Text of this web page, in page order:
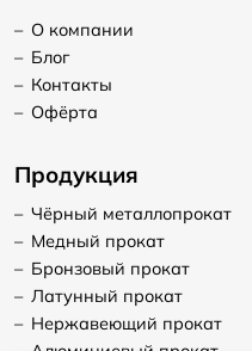
– О компании
– Блог
– Контакты
– Офёрта
Продукция
– Чёрный металлопрокат
– Медный прокат
– Бронзовый прокат
– Латунный прокат
– Нержавеющий прокат